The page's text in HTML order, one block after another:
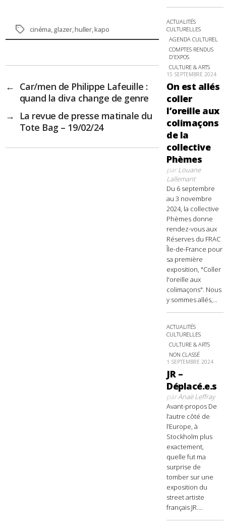
Étiquettes
cinéma,glazer,huller,kapo
← Car/men de Philippe Lafeuille :
quand la diva change de genre
→
La revue de presse matinale du
Tote Bag – 19/02/24
ACTUALITÉS
CULTURELLES
AGENDA CULTUREL
COMPTES RENDUS
D'EXPOS
CULTURE & ARTS
15 SEPTEMBRE 2024
On est allés
coller
l’oreille aux
colimaçons
de la
collective
Phèmes
parLouane
Lallemant
Du 6 septembre
au 3 novembre
2024, la collective
Phèmes donne
rendez-vous aux
Réserves du FRAC
Île-de-France pour
sa première
exposition, "Coller
l'oreille aux
colimaçons". Nous
y sommes allés,...
ACTUALITÉS
CULTURELLES
CULTURE & ARTS
NON CLASSÉ
1 SEPTEMBRE 2024
JR –
Déplacé.e.s
parAnaë Leffray
Avant-propos De
l’autre côté de
l’Europe, à
Stockholm plus
exactement,
quelle fut ma
surprise de
tomber sur une
exposition du
street artiste
français JR....